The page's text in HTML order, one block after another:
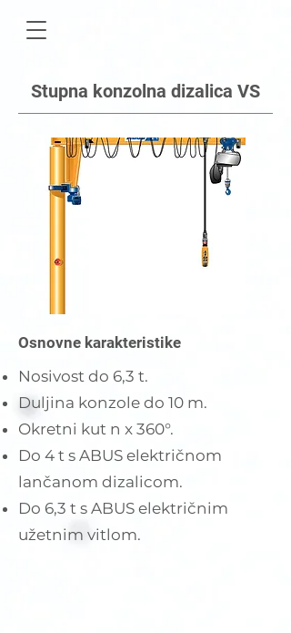
Stupna konzolna dizalica VS
Osnovne karakteristike
Nosivost do 6,3 t.
Duljina konzole do 10 m.
Okretni kut n x 360°.
Do 4 t s ABUS električnom
lančanom dizalicom.
Do 6,3 t s ABUS električnim
užetnim vitlom.